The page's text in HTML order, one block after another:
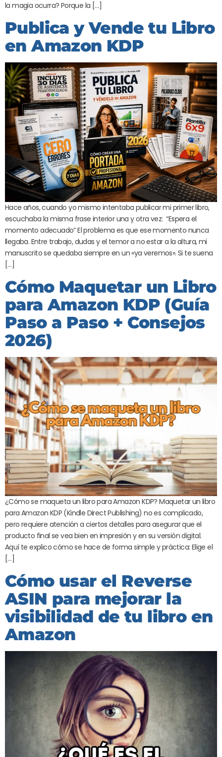
la magia ocurra? Porque la […]
Publica y Vende tu Libro
en Amazon KDP
Hace años, cuando yo mismo intentaba publicar mi primer libro,
escuchaba la misma frase interior una y otra vez: “Espera el
momento adecuado” El problema es que ese momento nunca
llegaba. Entre trabajo, dudas y el temor a no estar a la altura, mi
manuscrito se quedaba siempre en un «ya veremos». Si te suena
[…]
Cómo Maquetar un Libro
para Amazon KDP (Guía
Paso a Paso + Consejos
2026)
¿Cómo se maqueta un libro para Amazon KDP? Maquetar un libro
para Amazon KDP (Kindle Direct Publishing) no es complicado,
pero requiere atención a ciertos detalles para asegurar que el
producto final se vea bien en impresión y en su versión digital.
Aquí te explico cómo se hace de forma simple y práctica: Elige el
[…]
Cómo usar el Reverse
ASIN para mejorar la
visibilidad de tu libro en
Amazon